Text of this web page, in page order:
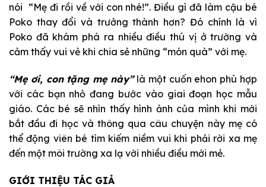
nói “Mẹ đi rồi về với con nhé!”. Điều gì đã làm cậu bé
Poko thay đổi và trưởng thành hơn? Đó chính là vì
Poko đã khám phá ra nhiều điều thú vị ở trường và
cảm thấy vui vẻ khi chia sẻ những “món quà” với mẹ.
“Mẹ ơi, con tặng mẹ này”là một cuốn ehon phù hợp
với các bạn nhỏ đang bước vào giai đoạn học mẫu
giáo. Các bé sẽ nhìn thấy hình ảnh của mình khi mới
bắt đầu đi học và thông qua câu chuyện này mẹ có
thể động viên bé tìm kiếm niềm vui khi phải rời xa mẹ
đến một môi trường xa lạ với nhiều điều mới mẻ.
GIỚI THIỆU TÁC GIẢ